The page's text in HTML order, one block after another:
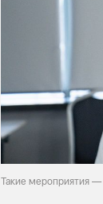
Такие мероприятия —